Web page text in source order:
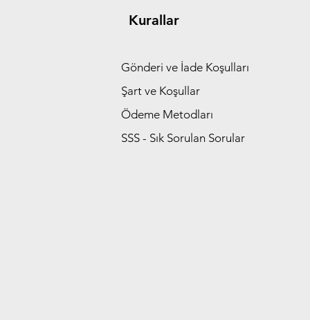
Kurallar
Gönderi ve İade Koşulları
Şart ve Koşullar
Ödeme Metodları
SSS - Sık Sorulan Sorular